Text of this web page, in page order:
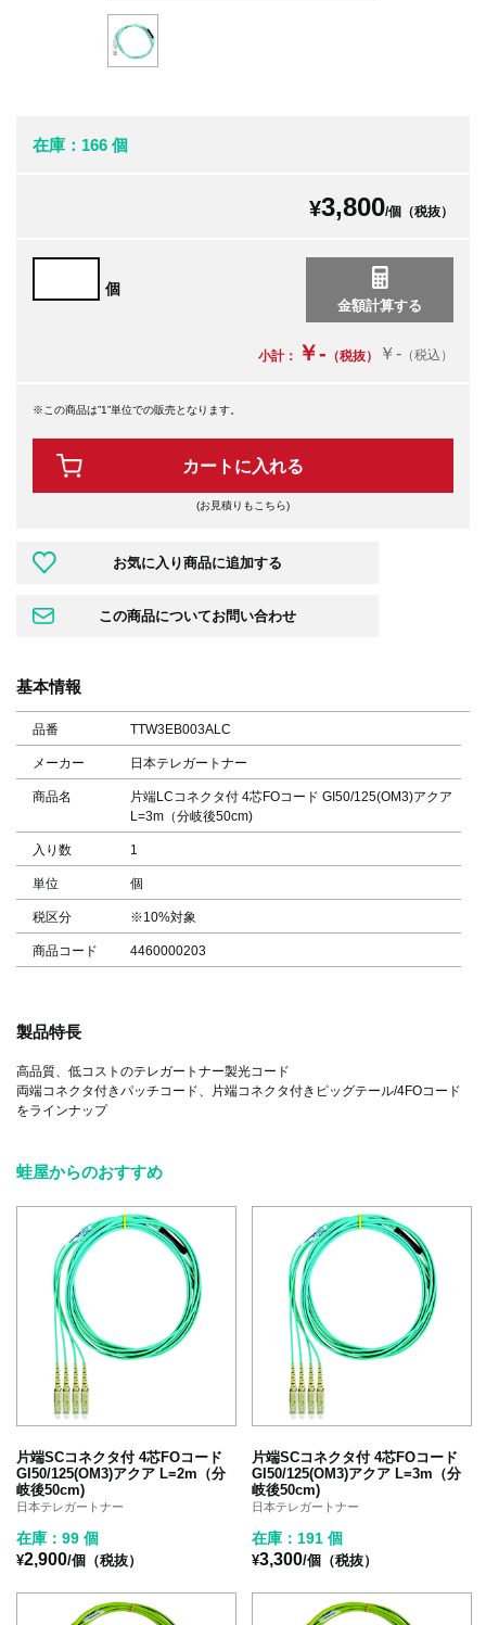
在庫：166 個
¥3,800/個（税抜）
個
小計： ￥- （税抜） ￥- （税込）
※この商品は”1”単位での販売となります。
カートに入れる
(お見積りもこちら)
基本情報
品番 TTW3EB003ALC
メーカー 日本テレガートナー
商品名
片端LCコネクタ付 4芯FOコード GI50/125(OM3)アクア
L=3m（分岐後50cm)
入り数 1
単位 個
税区分 ※10%対象
商品コード 4460000203
製品特長
高品質、低コストのテレガートナー製光コード
両端コネクタ付きパッチコード、片端コネクタ付きピッグテール/4FOコード
をラインナップ
蛙屋からのおすすめ
片端SCコネクタ付 4芯FOコード
GI50/125(OM3)アクア L=2m（分
岐後50cm)
日本テレガートナー
在庫：99 個
¥2,900/個（税抜）
片端SCコネクタ付 4芯FOコード
GI50/125(OM3)アクア L=3m（分
岐後50cm)
日本テレガートナー
在庫：191 個
¥3,300/個（税抜）